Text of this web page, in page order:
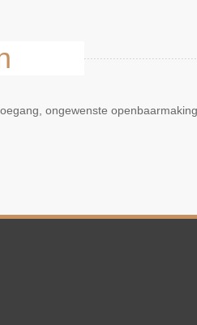
ongewenste